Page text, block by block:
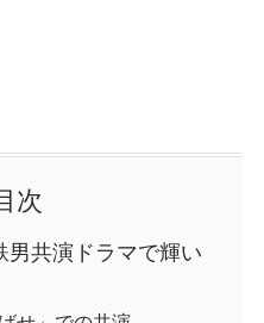
次
男共演ドラマで輝い